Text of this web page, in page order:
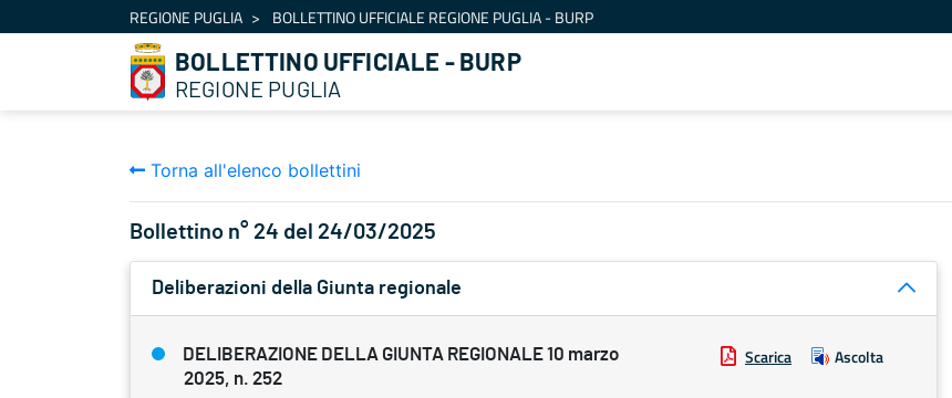
Salta al contenutoREGIONE PUGLIA BOLLETTINO UFFICIALE REGIONE PUGLIA - BURP
BOLLETTINO UFFICIALE - BURP
REGIONE PUGLIA
Torna all'elenco bollettini
Bollettino n° 24 del 24/03/2025
Deliberazioni della Giunta regionale
DELIBERAZIONE DELLA GIUNTA REGIONALE 10 marzo
2025, n. 252
Scarica Ascolta